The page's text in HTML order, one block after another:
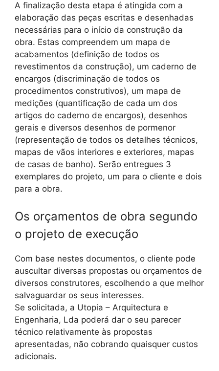
A finalização desta etapa é atingida com a
elaboração das peças escritas e desenhadas
necessárias para o início da construção da
obra. Estas compreendem um mapa de
acabamentos (definição de todos os
revestimentos da construção), um caderno de
encargos (discriminação de todos os
procedimentos construtivos), um mapa de
medições (quantificação de cada um dos
artigos do caderno de encargos), desenhos
gerais e diversos desenhos de pormenor
(representação de todos os detalhes técnicos,
mapas de vãos interiores e exteriores, mapas
de casas de banho). Serão entregues 3
exemplares do projeto, um para o cliente e dois
para a obra.
Os orçamentos de obra segundo
o projeto de execução
Com base nestes documentos, o cliente pode
auscultar diversas propostas ou orçamentos de
diversos construtores, escolhendo a que melhor
salvaguardar os seus interesses.
Se solicitada, a Utopia – Arquitectura e
Engenharia, Lda poderá dar o seu parecer
técnico relativamente às propostas
apresentadas, não cobrando quaisquer custos
adicionais.